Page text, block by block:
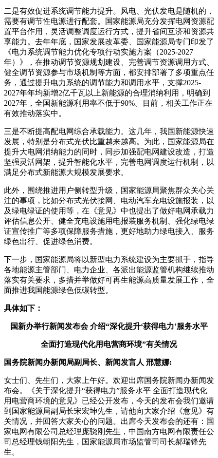
二是有效促进系统调节能力提升。风电、光伏发电是随机的，
需要有调节性电源进行配套。国家能源局充分发挥电网资源配
置平台作用，灵活调整调度运行方式，提升省间互济和资源共
享能力。去年年底，国家发展改革委、国家能源局专门印发了
《电力系统调节能力优化专项行动实施方案（2025-2027
年）》，在推动调节资源规划建设、完善调节资源调用方式、
健全调节资源参与市场机制等方面，都安排部署了多项重点任
务，通过提升电力系统的调节能力和调用水平，支撑2025-
2027年年均新增2亿千瓦以上新能源的合理消纳利用，明确到
2027年，全国新能源利用率不低于90%。目前，相关工作正在
有效推动落实中。
三是不断提高配电网综合承载能力。这几年，我国新能源快速
发展，特别是分布式光伏比重越来越高。为此，国家能源局在
提升大电网消纳能力的同时，同步加强配电网建设改造，打造
坚强灵活网架，提升智能化水平，完善电网调度运行机制，以
满足分布式新能源大规模发展要求。
此外，围绕推进用户侧转型升级，国家能源局聚焦群众关心关
注的事项，比如分布式光伏接网、电动汽车充电设施报装，以
及绿电绿证的使用等，在《意见》中也提出了做好电网承载力
评估信息公开、健全充电设施用电报装服务机制、强化绿电绿
证宣传推广等多项保障服务措施，更好地助力绿电接入、服务
绿色出行、促进绿色消费。
下一步，国家能源局将以新型电力系统建设为主要抓手，指导
各地能源主管部门、电力企业、各派出能源监管机构继续推动
落实有关要求，多措并举做好可再生能源高质量发展工作，全
面推进我国能源绿色低碳转型。
具体如下：
国新办举行新闻发布会 介绍“深化提升‘获得电力’服务水平
全面打造现代化用电营商环境”有关情况
国务院新闻办新闻局副局长、新闻发言人 邢慧娜:
女士们、先生们，大家上午好。欢迎出席国务院新闻办新闻发
布会。《关于深化提升“获得电力”服务水平 全面打造现代化
用电营商环境的意见》已经公开发布，今天的发布会我们邀请
到国家能源局副局长宋宏坤先生，请他向大家介绍《意见》有
关情况，并回答大家关心的问题。出席今天发布会的还有：国
家电网有限公司总经理庞骁刚先生，中国南方电网有限责任公
司总经理钱朝阳先生，国家能源局市场监管司司长郝瑞锋先
生。